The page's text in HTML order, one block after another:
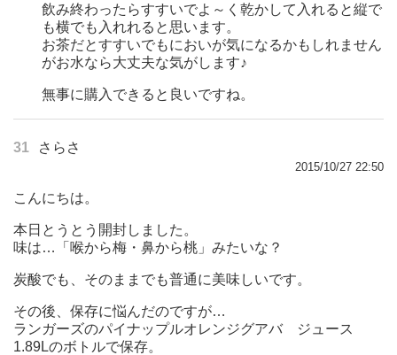
飲み終わったらすすいでよ～く乾かして入れると縦で
も横でも入れれると思います。
お茶だとすすいでもにおいが気になるかもしれません
がお水なら大丈夫な気がします♪
無事に購入できると良いですね。
31 さらさ
2015/10/27 22:50
こんにちは。
本日とうとう開封しました。
味は…「喉から梅・鼻から桃」みたいな？
炭酸でも、そのままでも普通に美味しいです。
その後、保存に悩んだのですが…
ランガーズのパイナップルオレンジグアバ ジュース
1.89Lのボトルで保存。